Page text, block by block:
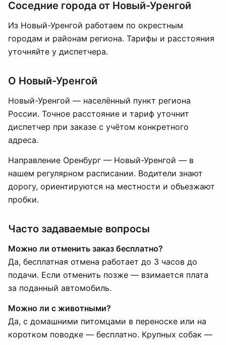
Соседние города от Новый-Уренгой
Из Новый-Уренгой работаем по окрестным
городам и районам региона. Тарифы и расстояния
уточняйте у диспетчера.
О Новый-Уренгой
Новый-Уренгой — населённый пункт региона
России. Точное расстояние и тариф уточнит
диспетчер при заказе с учётом конкретного
адреса.
Направление Оренбург — Новый-Уренгой — в
нашем регулярном расписании. Водители знают
дорогу, ориентируются на местности и объезжают
пробки.
Часто задаваемые вопросы
Можно ли отменить заказ бесплатно?
Да, бесплатная отмена работает до 3 часов до
подачи. Если отменить позже — взимается плата
за поданный автомобиль.
Можно ли с животными?
Да, с домашними питомцами в переноске или на
коротком поводке — бесплатно. Крупных собак —